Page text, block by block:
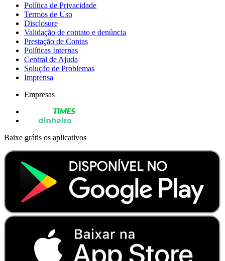
Política de Privacidade
Termos de Uso
Disclosure
Validação de contato e denúncia
Prestação de Contas
Políticas Internas
Central de Ajuda
Solução de Problemas
Imprensa
Empresas
Baixe grátis os aplicativos